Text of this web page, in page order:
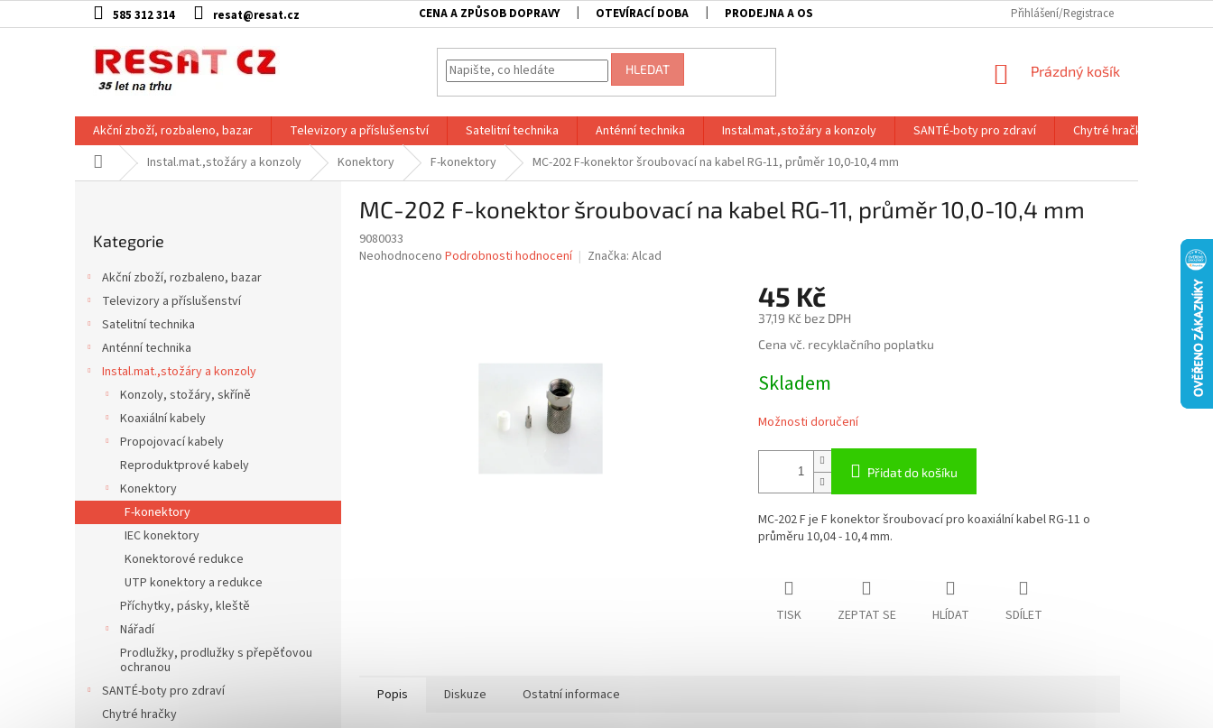
na
585 312 314 resat@resat.cz CENA A ZPŮSOB DOPRAVY OTEVÍRACÍ DOBA PRODEJNA A OSOBNÍ ODBĚR ZBOŽÍ SLEDOVÁNÍ ZÁSILKY SLUŽBY A VÝHODY
Přihlášení/Registrace
HLEDAT
NÁKUPNÍ
Prázdný košík
Akční zboží, rozbaleno, bazar Televizory a příslušenství Satelitní technika Anténní technika Instal.mat.,stožáry a konzoly SANTÉ-boty pro zdraví Chytré hračky
Domů Instal.mat.,stožáry a konzoly Konektory F-konektory MC-202 F-konektor šroubovací na kabel RG-11, průměr 10,0-10,4 mm
kategorie
Kategorie
Akční zboží, rozbaleno, bazar
Televizory a příslušenství
Satelitní technika
Anténní technika
Instal.mat.,stožáry a konzoly
Konzoly, stožáry, skříně
Koaxiální kabely
Propojovací kabely
Reproduktprové kabely
Konektory
F-konektory
IEC konektory
Konektorové redukce
UTP konektory a redukce
Příchytky, pásky, kleště
Nářadí
Prodlužky, prodlužky s přepěťovou
ochranou
SANTÉ-boty pro zdraví
Chytré hračky
MC-202 F-konektor šroubovací na kabel RG-11, průměr 10,0-10,4 mm
9080033
Průměrné
Neohodnoceno Podrobnosti hodnocení Značka: Alcad
45 Kč
37,19 Kč bez DPH
Měrná
Cena vč. recyklačního poplatku
Skladem
Možnosti doručení
Přidat do košíku
MC-202 F je F konektor šroubovací pro koaxiální kabel RG-11 o
průměru 10,04 - 10,4 mm.
TISK ZEPTAT SE HLÍDAT SDÍLET
Popis Diskuze Ostatní informace